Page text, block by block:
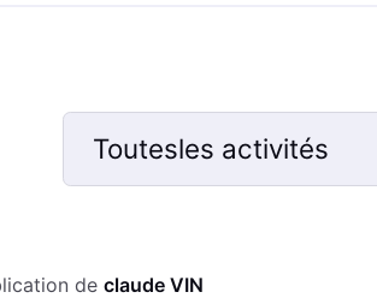
Toutesles activités
Selected
de claude VIN